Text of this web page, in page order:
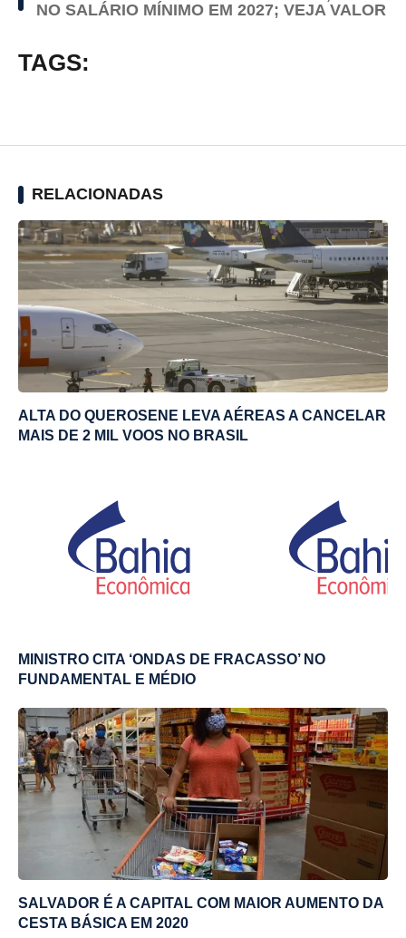
NO SALÁRIO MÍNIMO EM 2027; VEJA VALOR
TAGS:
RELACIONADAS
ALTA DO QUEROSENE LEVA AÉREAS A CANCELAR
MAIS DE 2 MIL VOOS NO BRASIL
MINISTRO CITA ‘ONDAS DE FRACASSO’ NO
FUNDAMENTAL E MÉDIO
SALVADOR É A CAPITAL COM MAIOR AUMENTO DA
CESTA BÁSICA EM 2020